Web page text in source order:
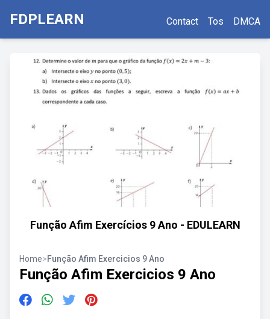
FDPLEARN Contact Tos DMCA
Função Afim Exercícios 9 Ano - EDULEARN
Home>Função Afim Exercicios 9 Ano
Função Afim Exercicios 9 Ano